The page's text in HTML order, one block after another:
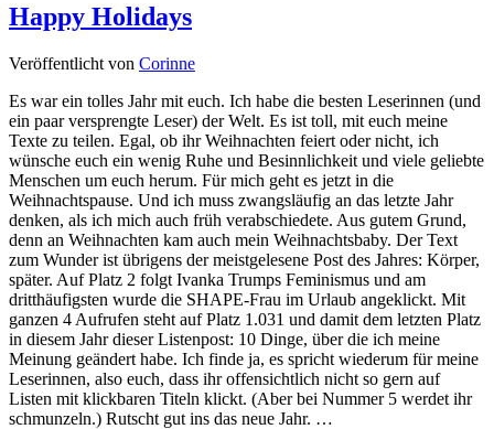
Happy Holidays
Veröffentlicht von Corinne
Es war ein tolles Jahr mit euch. Ich habe die besten Leserinnen (und
ein paar versprengte Leser) der Welt. Es ist toll, mit euch meine
Texte zu teilen. Egal, ob ihr Weihnachten feiert oder nicht, ich
wünsche euch ein wenig Ruhe und Besinnlichkeit und viele geliebte
Menschen um euch herum. Für mich geht es jetzt in die
Weihnachtspause. Und ich muss zwangsläufig an das letzte Jahr
denken, als ich mich auch früh verabschiedete. Aus gutem Grund,
denn an Weihnachten kam auch mein Weihnachtsbaby. Der Text
zum Wunder ist übrigens der meistgelesene Post des Jahres: Körper,
später. Auf Platz 2 folgt Ivanka Trumps Feminismus und am
dritthäufigsten wurde die SHAPE-Frau im Urlaub angeklickt. Mit
ganzen 4 Aufrufen steht auf Platz 1.031 und damit dem letzten Platz
in diesem Jahr dieser Listenpost: 10 Dinge, über die ich meine
Meinung geändert habe. Ich finde ja, es spricht wiederum für meine
Leserinnen, also euch, dass ihr offensichtlich nicht so gern auf
Listen mit klickbaren Titeln klickt. (Aber bei Nummer 5 werdet ihr
schmunzeln.) Rutscht gut ins das neue Jahr. …